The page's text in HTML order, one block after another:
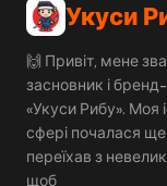
Укуси
🙌 Привіт, мене
засновник і
«Укуси Рибу». Моя
сфері почалася ще
переїхав з
щоб